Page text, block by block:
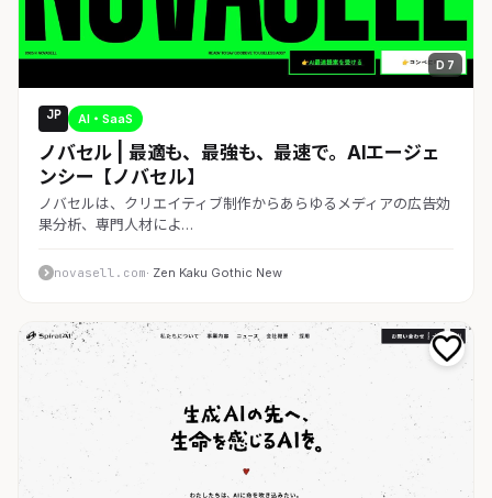
D 7
JP AI・SaaS
ノバセル | 最適も、最強も、最速で。AIエージェ
ンシー【ノバセル】
ノバセルは、クリエイティブ制作からあらゆるメディアの広告効
果分析、専門人材によ…
novasell.com· Zen Kaku Gothic New